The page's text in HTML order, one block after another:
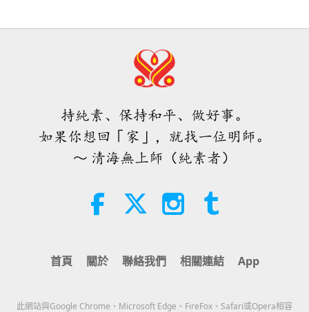
4:31
32:52
焦點新聞
焦點新聞 2026-08-04 340
19:31
者）著作選文（二集之二）
星蘋果樹的傳說（二集之二）
持純素、保持和平、做好事。
如果你想回「家」，就找一位明師。
～ 清海無上師（純素者）
首頁 關於 聯絡我們 相關連結 App
此網站與Google Chrome、Microsoft Edge、FireFox、Safari或Opera相容